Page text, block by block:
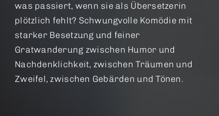
was passiert, wenn sie als Übersetzerin
plötzlich fehlt? Schwungvolle Komödie mit
starker Besetzung und feiner
Gratwanderung zwischen Humor und
Nachdenklichkeit, zwischen Träumen und
Zweifel, zwischen Gebärden und Tönen.